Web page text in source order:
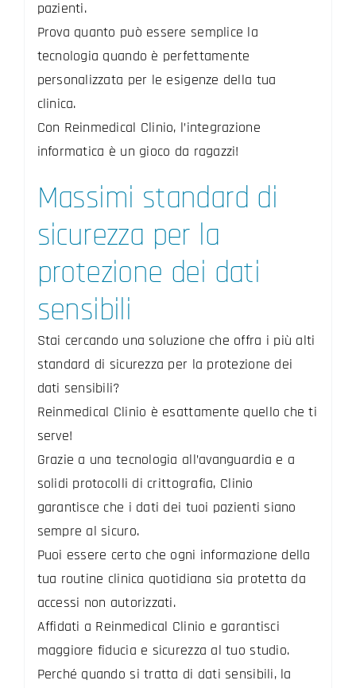
pazienti.
Prova quanto può essere semplice la
tecnologia quando è perfettamente
personalizzata per le esigenze della tua
clinica.
Con Reinmedical Clinio, l’integrazione
informatica è un gioco da ragazzi!
Massimi standard di
sicurezza per la
protezione dei dati
sensibili
Stai cercando una soluzione che offra i più alti
standard di sicurezza per la protezione dei
dati sensibili?
Reinmedical Clinio è esattamente quello che ti
serve!
Grazie a una tecnologia all’avanguardia e a
solidi protocolli di crittografia, Clinio
garantisce che i dati dei tuoi pazienti siano
sempre al sicuro.
Puoi essere certo che ogni informazione della
tua routine clinica quotidiana sia protetta da
accessi non autorizzati.
Affidati a Reinmedical Clinio e garantisci
maggiore fiducia e sicurezza al tuo studio.
Perché quando si tratta di dati sensibili, la